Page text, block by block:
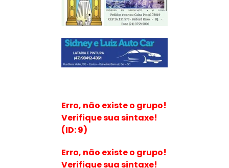
Erro, não existe o grupo!
Verifique sua sintaxe!
(ID: 9)
Erro, não existe o grupo!
Verifique sua sintaxe!